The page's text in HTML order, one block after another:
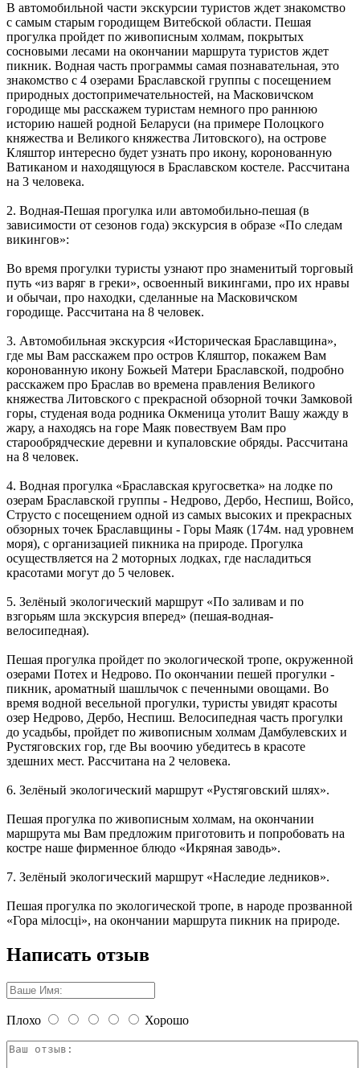
В автомобильной части экскурсии туристов ждет знакомство
с самым старым городищем Витебской области. Пешая
прогулка пройдет по живописным холмам, покрытых
сосновыми лесами на окончании маршрута туристов ждет
пикник. Водная часть программы самая познавательная, это
знакомство с 4 озерами Браславской группы с посещением
природных достопримечательностей, на Масковичском
городище мы расскажем туристам немного про раннюю
историю нашей родной Беларуси (на примере Полоцкого
княжества и Великого княжества Литовского), на острове
Кляштор интересно будет узнать про икону, коронованную
Ватиканом и находящуюся в Браславском костеле. Рассчитана
на 3 человека.
2. Водная-Пешая прогулка или автомобильно-пешая (в
зависимости от сезонов года) экскурсия в образе «По следам
викингов»:
Во время прогулки туристы узнают про знаменитый торговый
путь «из варяг в греки», освоенный викингами, про их нравы
и обычаи, про находки, сделанные на Масковичском
городище. Рассчитана на 8 человек.
3. Автомобильная экскурсия «Историческая Браславщина»,
где мы Вам расскажем про остров Кляштор, покажем Вам
коронованную икону Божьей Матери Браславской, подробно
расскажем про Браслав во времена правления Великого
княжества Литовского с прекрасной обзорной точки Замковой
горы, студеная вода родника Окменица утолит Вашу жажду в
жару, а находясь на горе Маяк повествуем Вам про
старообрядческие деревни и купаловские обряды. Рассчитана
на 8 человек.
4. Водная прогулка «Браславская кругосветка» на лодке по
озерам Браславской группы - Недрово, Дербо, Неспиш, Войсо,
Струсто с посещением одной из самых высоких и прекрасных
обзорных точек Браславщины - Горы Маяк (174м. над уровнем
моря), с организацией пикника на природе. Прогулка
осуществляется на 2 моторных лодках, где насладиться
красотами могут до 5 человек.
5. Зелёный экологический маршрут «По заливам и по
взгорьям шла экскурсия вперед» (пешая-водная-
велосипедная).
Пешая прогулка пройдет по экологической тропе, окруженной
озерами Потех и Недрово. По окончании пешей прогулки -
пикник, ароматный шашлычок с печенными овощами. Во
время водной весельной прогулки, туристы увидят красоты
озер Недрово, Дербо, Неспиш. Велосипедная часть прогулки
до усадьбы, пройдет по живописным холмам Дамбулевских и
Рустяговских гор, где Вы воочию убедитесь в красоте
здешних мест. Рассчитана на 2 человека.
6. Зелёный экологический маршрут «Рустяговский шлях».
Пешая прогулка по живописным холмам, на окончании
маршрута мы Вам предложим приготовить и попробовать на
костре наше фирменное блюдо «Икряная заводь».
7. Зелёный экологический маршрут «Наследие ледников».
Пешая прогулка по экологической тропе, в народе прозванной
«Гора мiлосцi», на окончании маршрута пикник на природе.
Написать отзыв
Плохо Хорошо